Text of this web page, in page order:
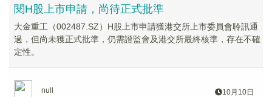
閱H股上市申請，尚待正式批準
大金重工（002487.SZ）H股上市申請獲港交所上市委員會聆訊通
過，但尚未獲正式批準，仍需證監會及港交所最終核準，存在不確
定性。
null 10月10日